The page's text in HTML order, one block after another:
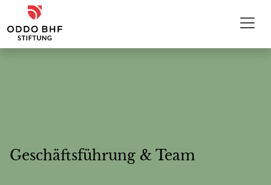
Zum Inhalt
ODDO BHF Stiftung
Geschäftsführung & Team